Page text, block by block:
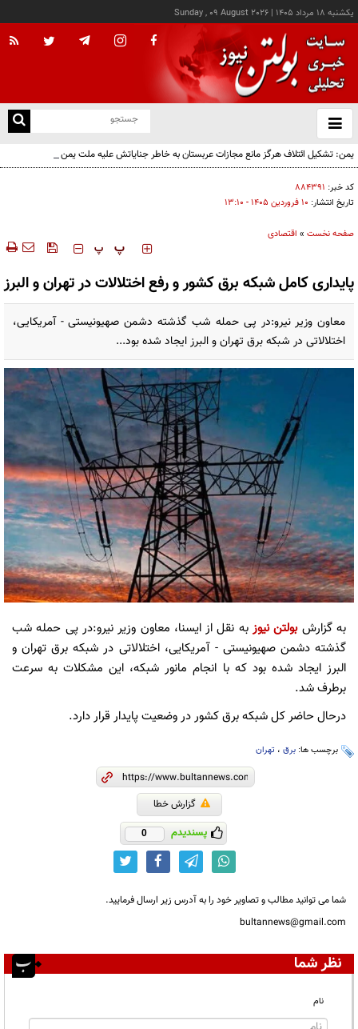
يکشنبه ۱۸ مرداد ۱۴۰۵ |
Sunday , 09 August 2026
باز
و
یمن: تشکیل ائتلاف هرگز مانع مجازات عربستان به خاطر جنایاتش علیه ملت یمن نخواهد شد
کد خبر: ۸۸۴۳۹۱
تاریخ انتشار: ۱۰ فروردين ۱۴۰۵ - ۱۳:۱۰
صفحه نخست » اقتصادی
‍‍‍ پ پ
پایداری کامل شبکه برق کشور و رفع اختلالات در تهران و البرز
معاون وزیر نیرو:در پی حمله شب گذشته دشمن صهیونیستی - آمریکایی،
اختلالاتی در شبکه برق تهران و البرز ایجاد شده بود...
به گزارشبولتن نیوزبه نقل از ایسنا، معاون وزیر نیرو:در پی حمله شب
گذشته دشمن صهیونیستی - آمریکایی، اختلالاتی در شبکه برق تهران و
البرز ایجاد شده بود که با انجام مانور شبکه، این مشکلات به سرعت
برطرف شد.
درحال حاضر کل شبکه برق کشور در وضعیت پایدار قرار دارد.
برچسب ها: برق ، تهران
گزارش خطا
پسندیدم 0
شما می توانید مطالب و تصاویر خود را به آدرس زیر ارسال فرمایید.
bultannews@gmail.com
نظر شما
نام